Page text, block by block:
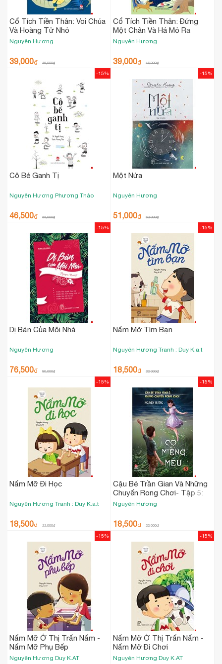
Cổ Tích Tiền Thân: Voi Chúa
Và Hoàng Tử Nhỏ
Nguyên Hương
39,000₫ 46,000₫
Cổ Tích Tiền Thân: Đứng
Một Chân Và Há Mỏ Ra
Nguyên Hương
39,000₫ 46,000₫
Cô Bé Ganh Tị
Nguyên Hương Phương Thảo
46,500₫ 55,000₫
-15%
Một Nửa
Nguyên Hương
51,000₫ 60,000₫
-15%
Dị Bản Của Mỗi Nhà
Nguyên Hương
76,500₫ 90,000₫
-15%
Nấm Mỡ Tìm Bạn
Nguyên Hương Tranh : Duy K.a.t
18,500₫ 22,000₫
-15%
Nấm Mỡ Đi Học
Nguyên Hương Tranh : Duy K.a.t
18,500₫ 22,000₫
-15%
Cậu Bé Trần Gian Và Những
Chuyến Rong Chơi- Tập 5:
Cỏ Miệng Mếu
Nguyên Hương
18,500₫ 22,000₫
-15%
Nấm Mỡ Ở Thị Trấn Nấm -
Nấm Mỡ Phụ Bếp
Nguyên Hương Duy K.AT
-15%
Nấm Mỡ Ở Thị Trấn Nấm -
Nấm Mỡ Đi Chơi
Nguyên Hương Duy K.AT
-15%